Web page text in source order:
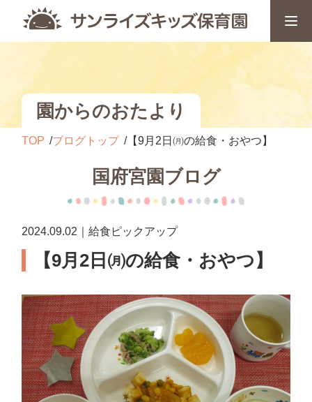
園からのおたより
TOP ブログトップ 【9月2日㈪の給食・おやつ】
国府宮園ブログ
2024.09.02｜給食ピックアップ
【9月2日㈪の給食・おやつ】